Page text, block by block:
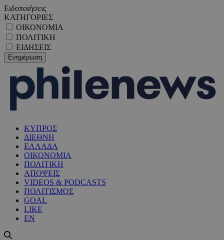
Ειδοποιήσεις
ΚΑΤΗΓΟΡΙΕΣ
ΟΙΚΟΝΟΜΙΑ
ΠΟΛΙΤΙΚΗ
ΕΙΔΗΣΕΙΣ
ΚΥΠΡΟΣ
ΔΙΕΘΝΗ
ΕΛΛΑΔΑ
ΟΙΚΟΝΟΜΙΑ
ΠΟΛΙΤΙΚΗ
ΑΠΟΨΕΙΣ
VIDEOS & PODCASTS
ΠΟΛΙΤΙΣΜΟΣ
GOAL
LIKE
EN